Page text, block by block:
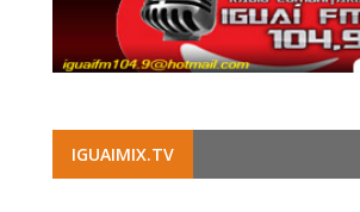
IGUAIMIX.TV